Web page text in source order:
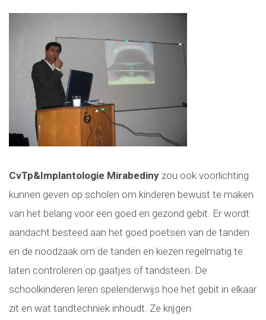
CvTp&Implantologie Mirabediny zou ook voorlichting
kunnen geven op scholen om kinderen bewust te maken
van het belang voor een goed en gezond gebit. Er wordt
aandacht besteed aan het goed poetsen van de tanden
en de noodzaak om de tanden en kiezen regelmatig te
laten controleren op gaatjes of tandsteen. De
schoolkinderen leren spelenderwijs hoe het gebit in elkaar
zit en wat tandtechniek inhoudt. Ze krijgen